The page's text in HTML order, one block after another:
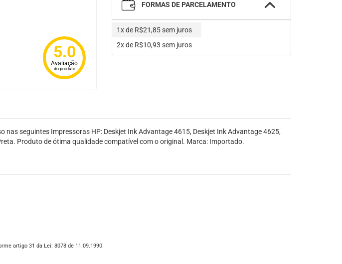
5.0
Avaliação
do produto
FORMAS DE PARCELAMENTO
1x de R$21,85sem juros
2x de R$10,93 sem juros
seguintes Impressoras HP: Deskjet Ink Advantage 4615, Deskjet Ink Advantage 4625,
Produto de ótima qualidade compatível com o original. Marca: Importado.
artigo 31 da Lei: 8078 de 11.09.1990